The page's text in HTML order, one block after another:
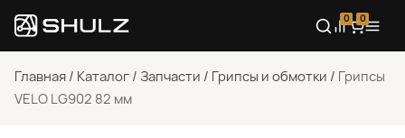
0 0
Главная / Каталог / Запчасти / Грипсы и обмотки / Грипсы
VELO LG902 82 мм